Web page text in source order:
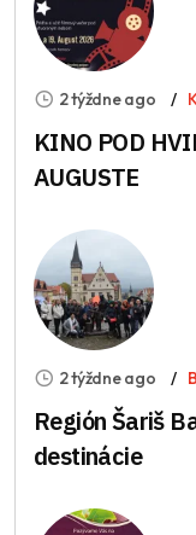
2 týždne ago
KINO POD
AUGUSTE
2 týždne ago
Región Šariš
destinácie